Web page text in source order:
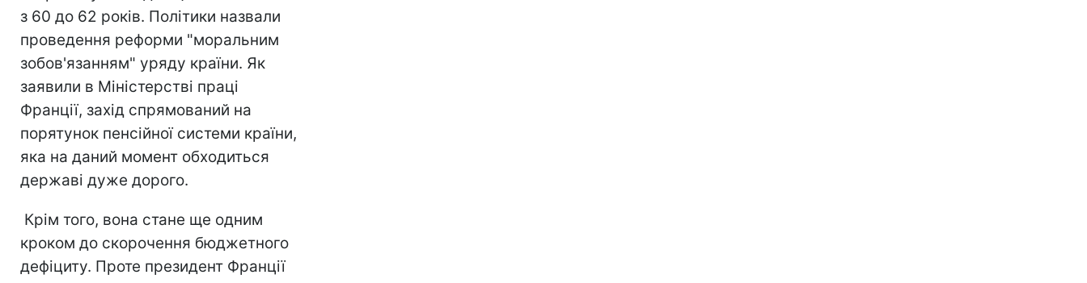
з 60 до 62 років. Політики назвали
проведення реформи "моральним
зобов'язанням" уряду країни. Як
заявили в Міністерстві праці
Франції, захід спрямований на
порятунок пенсійної системи країни,
яка на даний момент обходиться
державі дуже дорого.
Крім того, вона стане ще одним
кроком до скорочення бюджетного
дефіциту. Проте президент Франції